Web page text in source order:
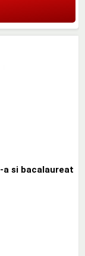
a si bacalaureat